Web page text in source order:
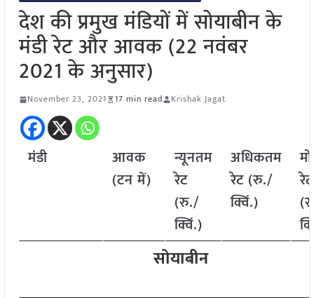
देश की प्रमुख मंडियों में सोयाबीन के
मंडी रेट और आवक (22 नवंबर
2021 के अनुसार)
November 23, 2021 17 min read Krishak Jagat
मंडी
आवक
(टन में)
न्यूनतम
रेट
(रु./
क्विं.)
अधिकतम
रेट (रु./
क्विं.)
रेट
सोयाबीन